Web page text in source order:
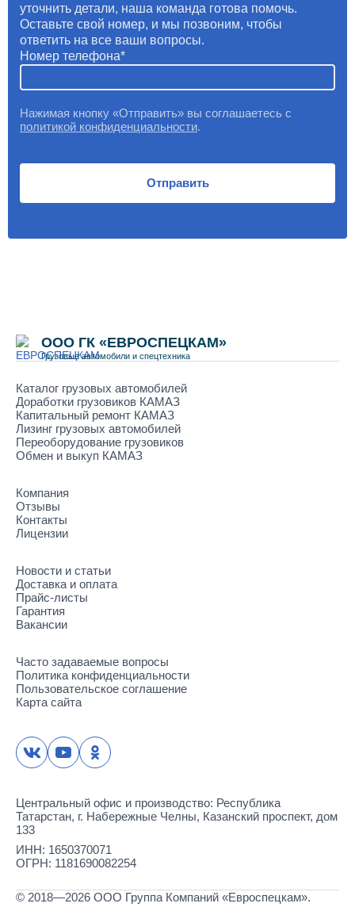
уточнить детали, наша команда готова помочь.
Оставьте свой номер, и мы позвоним, чтобы
ответить на все ваши вопросы.
Номер телефона
Нажимая кнопку «Отправить» вы соглашаетесь с
политикой конфиденциальности.
Отправить
ООО ГК «ЕВРОСПЕЦКАМ»
Грузовые автомобили и спецтехника
Каталог грузовых автомобилей
Доработки грузовиков КАМАЗ
Капитальный ремонт КАМАЗ
Лизинг грузовых автомобилей
Переоборудование грузовиков
Обмен и выкуп КАМАЗ
Компания
Отзывы
Контакты
Лицензии
Новости и статьи
Доставка и оплата
Прайс-листы
Гарантия
Вакансии
Часто задаваемые вопросы
Политика конфиденциальности
Пользовательское соглашение
Карта сайта
Центральный офис и производство: Республика
Татарстан, г. Набережные Челны, Казанский проспект, дом
133
ИНН: 1650370071
ОГРН: 1181690082254
© 2018—2026 ООО Группа Компаний «Евроспецкам».